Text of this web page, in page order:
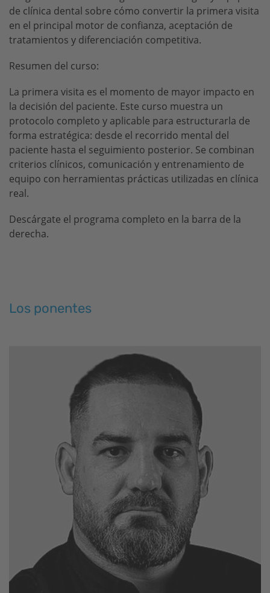
de clínica dental sobre cómo convertir la primera visita
en el principal motor de confianza, aceptación de
tratamientos y diferenciación competitiva.
Resumen del curso:
La primera visita es el momento de mayor impacto en
la decisión del paciente. Este curso muestra un
protocolo completo y aplicable para estructurarla de
forma estratégica: desde el recorrido mental del
paciente hasta el seguimiento posterior. Se combinan
criterios clínicos, comunicación y entrenamiento de
equipo con herramientas prácticas utilizadas en clínica
real.
Descárgate el programa completo en la barra de la
derecha.
Los ponentes